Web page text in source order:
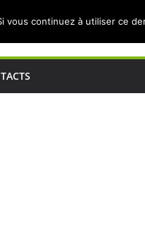
continuez à utiliser ce